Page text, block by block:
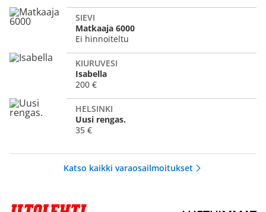
SIEVI
Matkaaja 6000
Ei hinnoiteltu
KIURUVESI
Isabella
200 €
HELSINKI
Uusi rengas.
35 €
Katso kaikki varaosailmoitukset